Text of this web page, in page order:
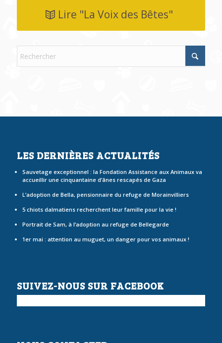
Lire "La Voix des Bêtes"
LES DERNIÈRES ACTUALITÉS
Sauvetage exceptionnel : la Fondation Assistance aux Animaux va
accueillir une cinquantaine d’ânes rescapés de Gaza
L’adoption de Bella, pensionnaire du refuge de Morainvilliers
5 chiots dalmatiens recherchent leur famille pour la vie !
Portrait de Sam, à l’adoption au refuge de Bellegarde
1er mai : attention au muguet, un danger pour vos animaux !
SUIVEZ-NOUS SUR FACEBOOK